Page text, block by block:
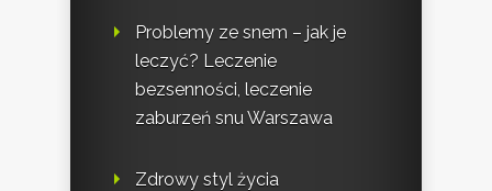
Problemy ze snem – jak je
leczyć? Leczenie
bezsenności, leczenie
zaburzeń snu Warszawa
Zdrowy styl życia